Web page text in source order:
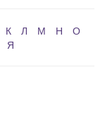
К Л М Н
О
Я